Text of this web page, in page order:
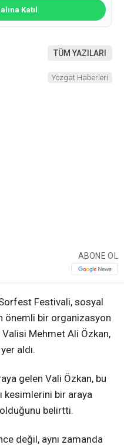
Katıl
TÜM YAZILARI
Yozgat Haberleri
ABONE OL
Festivali, sosyal
önemli bir organizasyon
Mehmet Ali Özkan,
aldı.
gelen Vali Özkan, bu
kesimlerini bir araya
belirtti.
değil, aynı zamanda